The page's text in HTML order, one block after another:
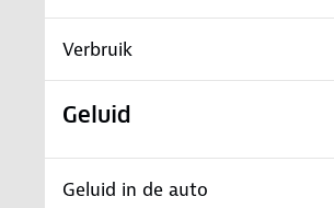
Verbruik
Geluid
Geluid in de auto